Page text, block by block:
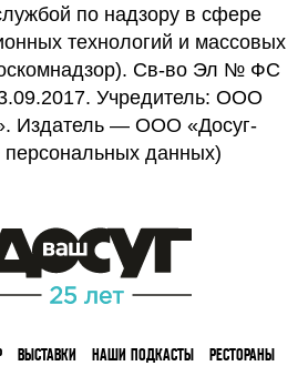
по надзору в сфере
технологий и массовых
Св-во Эл № ФС
Учредитель: ООО
Издатель — ООО «Досуг-
данных)
ВЫСТАВКИ НАШИ ПОДКАСТЫ РЕСТОРАНЫ